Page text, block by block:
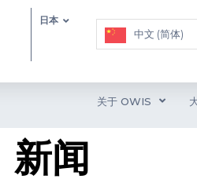
日本
中文 (简体)
关于 OWIS
新闻